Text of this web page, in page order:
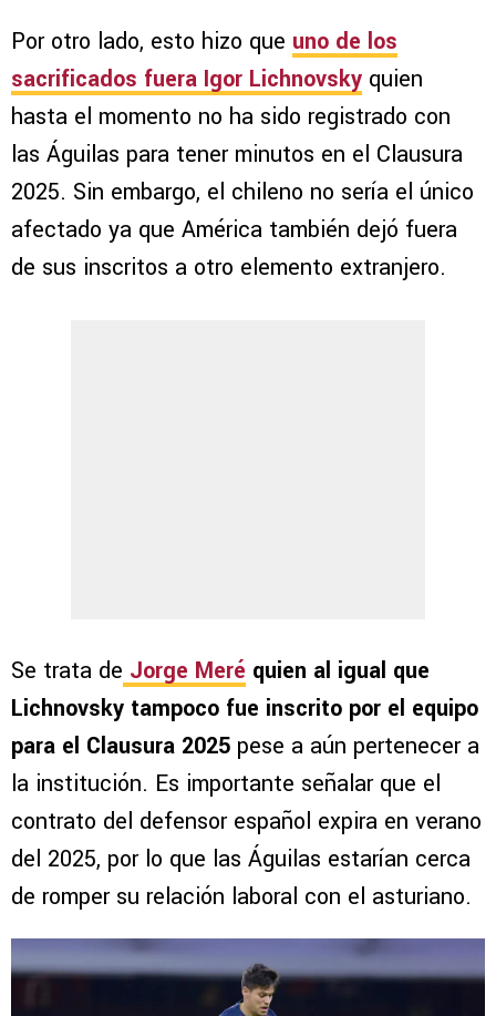
Por otro lado, esto hizo que uno de los
sacrificados fuera Igor Lichnovsky quien
hasta el momento no ha sido registrado con
las Águilas para tener minutos en el Clausura
2025. Sin embargo, el chileno no sería el único
afectado ya que América también dejó fuera
de sus inscritos a otro elemento extranjero.
Se trata de Jorge Meré quien al igual que
Lichnovsky tampoco fue inscrito por el equipo
para el Clausura 2025 pese a aún pertenecer a
la institución. Es importante señalar que el
contrato del defensor español expira en verano
del 2025, por lo que las Águilas estarían cerca
de romper su relación laboral con el asturiano.